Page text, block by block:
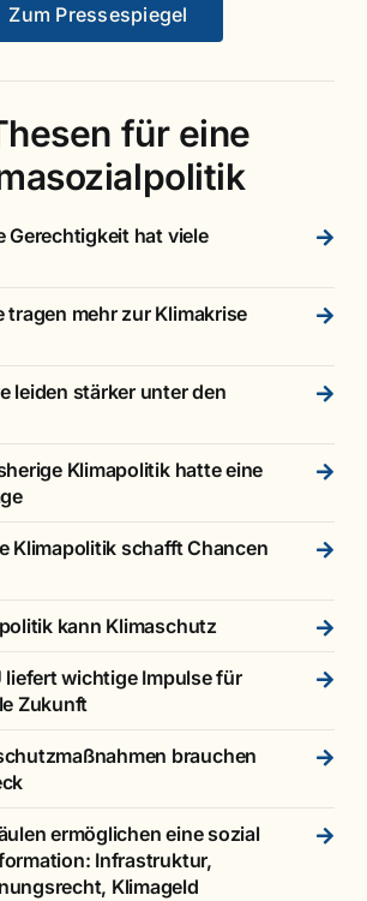
Zum Pressespiegel
für eine
Gerechtigkeit hat viele
tragen mehr zur Klimakrise
leiden stärker unter den
Klimapolitik hatte eine
Klimapolitik schafft Chancen
kann Klimaschutz
liefert wichtige Impulse für
Zukunft
brauchen
ermöglichen eine sozial
Infrastruktur,
Klimageld